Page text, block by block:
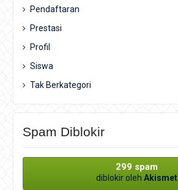
Pendaftaran
Prestasi
Profil
Siswa
Tak Berkategori
Spam Diblokir
299 spam
diblokir olehAkismet